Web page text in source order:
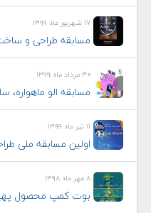
۱۷ شهریور ماه ۱۳۹۹
مسابقه طراحی و ساخت
۳۰ مرداد ماه ۱۳۹۹
مسابقه الو ماهواره،
۱۱ تیر ماه ۱۳۹۹
اولین مسابقه ملی
۸ مهر ماه ۱۳۹۸
بوت کمپ محصول